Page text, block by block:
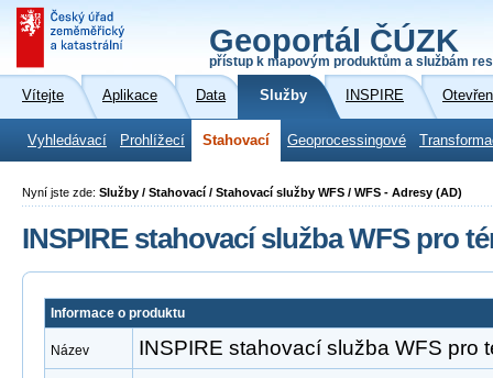
Geoportál ČÚZK
přístup k mapovým produktům a službám
Vítejte Aplikace Data Služby INSPIRE
Vyhledávací Prohlížecí Stahovací Geoprocessingové
Nyní jste zde: Služby / Stahovací / Stahovací služby WFS / WFS - Adresy (AD)
INSPIRE stahovací služba WFS pro
Informace o produktu
Název INSPIRE stahovací služba WFS pro